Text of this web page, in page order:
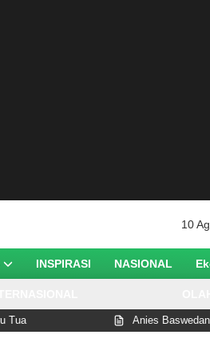
10
INSPIRASI NASIONAL
Anies Baswedan